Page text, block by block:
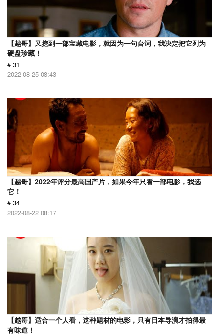
【越哥】又挖到一部宝藏电影，就因为一句台词，我决定把它列为
硬盘珍藏！
# 31
2022-08-25 08:43
【越哥】2022年评分最高国产片，如果今年只看一部电影，我选
它！
# 34
2022-08-22 08:17
【越哥】适合一个人看，这种题材的电影，只有日本导演才拍得最
有味道！